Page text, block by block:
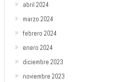
abril 2024
marzo 2024
febrero 2024
enero 2024
diciembre 2023
noviembre 2023